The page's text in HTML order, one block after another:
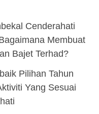
Cenderahati
Membuat
Bajet Terhad?
Pilihan Tahun
Yang Sesuai